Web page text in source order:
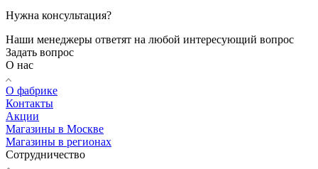
Нужна консультация?
Наши менеджеры ответят на любой интересующий вопрос
Задать вопрос
О нас
О фабрике
Контакты
Акции
Магазины в Москве
Магазины в регионах
Сотрудничество